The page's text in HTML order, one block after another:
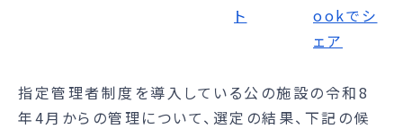
指定管理者制度を導入している公の施設の令和8
年4月からの管理について、選定の結果、下記の候